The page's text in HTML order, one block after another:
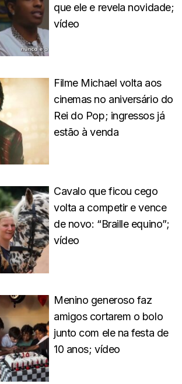
que ele e revela novidade;
vídeo
Filme Michael volta aos
cinemas no aniversário do
Rei do Pop; ingressos já
estão à venda
Cavalo que ficou cego
volta a competir e vence
de novo: “Braille equino”;
vídeo
Menino generoso faz
amigos cortarem o bolo
junto com ele na festa de
10 anos; vídeo